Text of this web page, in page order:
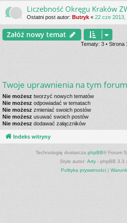
Liczebność Okręgu Kraków
Ostatni post autor: Butryk « 22 cze 2013,
Załóż nowy temat
Tematy: 3 • Strona
Twoje uprawnienia na tym forum
Nie możesz tworzyć nowych tematów
Nie możesz odpowiadać w tematach
Nie możesz zmieniać swoich postów
Nie możesz usuwać swoich postów
Nie możesz dodawać załączników
Indeks witryny
Technologię dostarcza phpBB® Forum
Style autor: Arty - phpBB 3.3
Polityka prywatności|